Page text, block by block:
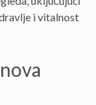
i vitalnost